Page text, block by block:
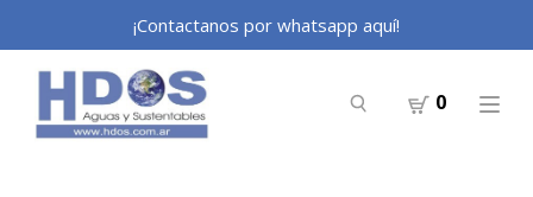
¡Contactanos por whatsapp aquí!
0